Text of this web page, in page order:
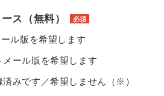
ス（無料） 必須
ル版を希望します
メール版を希望します
済みです／希望しません（※）